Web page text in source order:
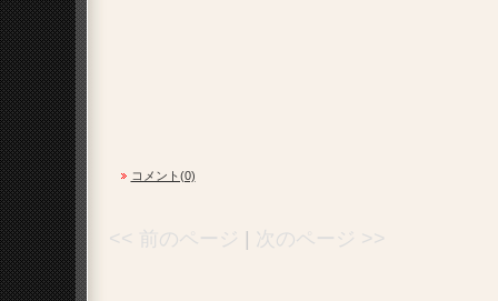
コメント(0)
<< 前のページ 次のページ >>